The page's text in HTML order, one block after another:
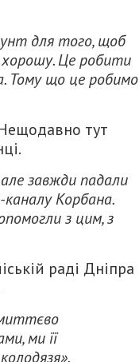
для того, щоб
хорошу. Це робити
Тому що це робимо
тут
завжди падали
каналу Корбана.
з цим, з
раді Дніпра
ми її